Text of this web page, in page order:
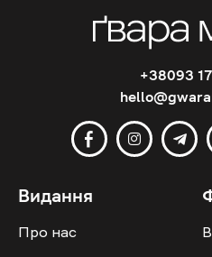
+38093
Видання
Про нас